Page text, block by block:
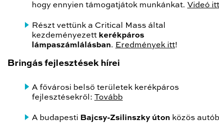
hogy ennyien támogatjátok munkánkat. Videó
Részt vettünk a Critical Mass által
kezdeményezett kerékpáros
lámpaszámlálásban. Eredmények itt!
Bringás fejlesztések hírei
A fővárosi belső területek kerékpáros
fejlesztésekről: Tovább
A budapesti Bajcsy-Zsilinszky úton közös